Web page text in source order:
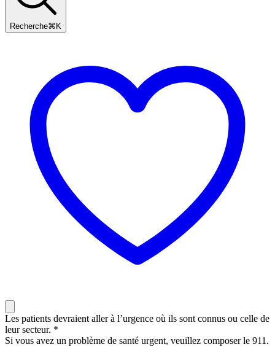
Recherche⌘ K
Les patients devraient aller à l’urgence où ils sont connus ou celle de
leur secteur. *
Si vous avez un problème de santé urgent, veuillez composer le 911.